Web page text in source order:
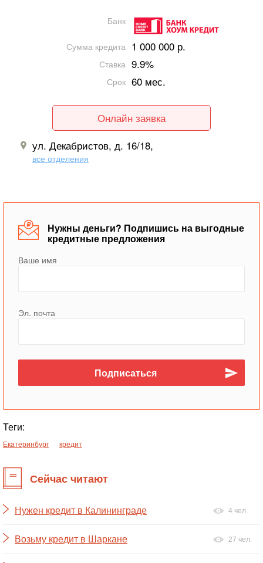
Банк
Сумма кредита 1 000 000 р.
Ставка 9.9%
Срок 60 мес.
Онлайн заявка
ул. Декабристов, д. 16/18,
все отделения
Нужны деньги? Подпишись на выгодные
кредитные предложения
Ваше имя
Эл. почта
Теги:
Екатеринбург кредит
Сейчас читают
Нужен кредит в Калининграде 4 чел.
Возьму кредит в Шаркане 27 чел.